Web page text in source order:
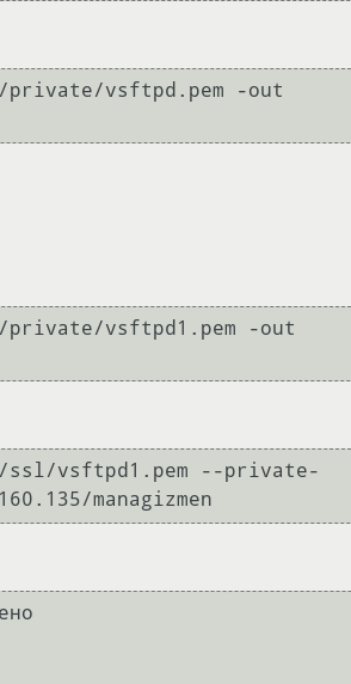
private/vsftpd.pem -out
private/vsftpd1.pem -out
vsftpd1.pem --private-